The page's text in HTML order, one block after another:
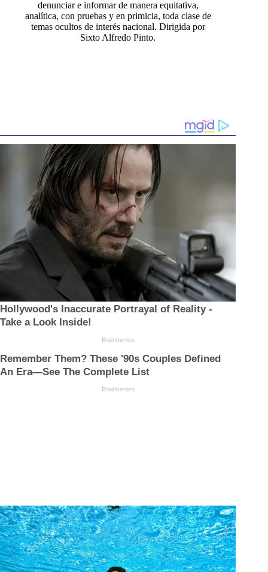
denunciar e informar de manera equitativa,
analítica, con pruebas y en primicia, toda clase de
temas ocultos de interés nacional. Dirigida por
Sixto Alfredo Pinto.